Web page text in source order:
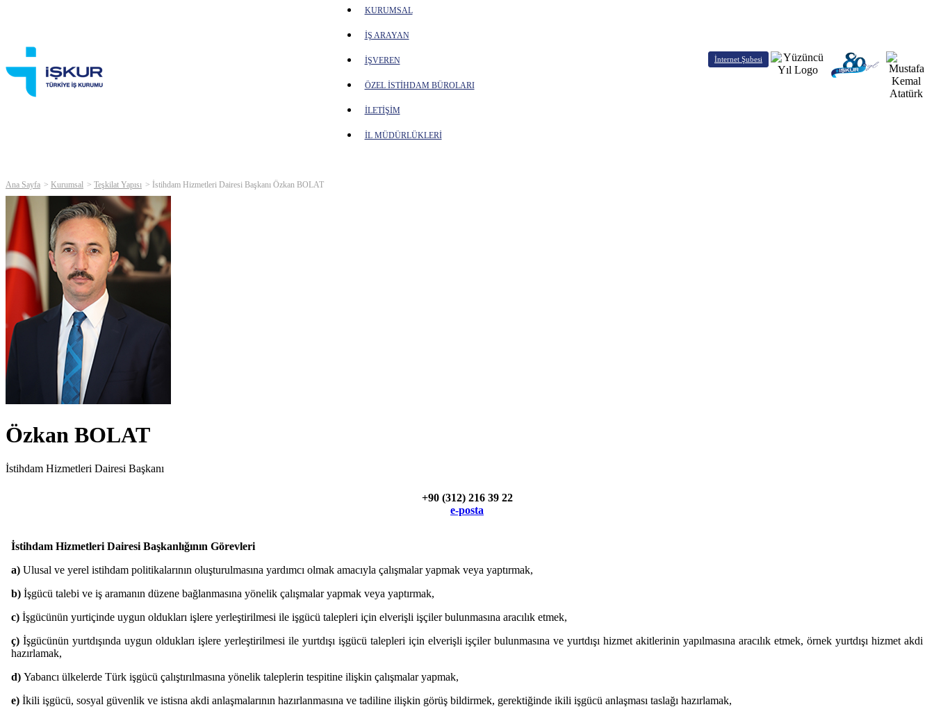
KURUMSAL
İŞ ARAYAN
İŞVEREN
ÖZEL İSTİHDAM BÜROLARI
İLETİŞİM
İL MÜDÜRLÜKLERİ
İnternet Şubesi
Ana Sayfa Kurumsal Teşkilat Yapısı İstihdam Hizmetleri Dairesi Başkanı Özkan BOLAT
Özkan BOLAT
İstihdam Hizmetleri Dairesi Başkanı
+90 (312) 216 39 22
e-posta
İstihdam Hizmetleri Dairesi Başkanlığının Görevleri
a) Ulusal ve yerel istihdam politikalarının oluşturulmasına yardımcı olmak amacıyla çalışmalar yapmak veya yaptırmak,
b) İşgücü talebi ve iş aramanın düzene bağlanmasına yönelik çalışmalar yapmak veya yaptırmak,
c) İşgücünün yurtiçinde uygun oldukları işlere yerleştirilmesi ile işgücü talepleri için elverişli işçiler bulunmasına aracılık etmek,
ç) İşgücünün yurtdışında uygun oldukları işlere yerleştirilmesi ile yurtdışı işgücü talepleri için elverişli işçiler bulunmasına ve yurtdışı hizmet akitlerinin yapılmasına aracılık etmek, örnek yurtdışı hizmet akdi
hazırlamak,
d) Yabancı ülkelerde Türk işgücü çalıştırılmasına yönelik taleplerin tespitine ilişkin çalışmalar yapmak,
e) İkili işgücü, sosyal güvenlik ve istisna akdi anlaşmalarının hazırlanmasına ve tadiline ilişkin görüş bildirmek, gerektiğinde ikili işgücü anlaşması taslağı hazırlamak,